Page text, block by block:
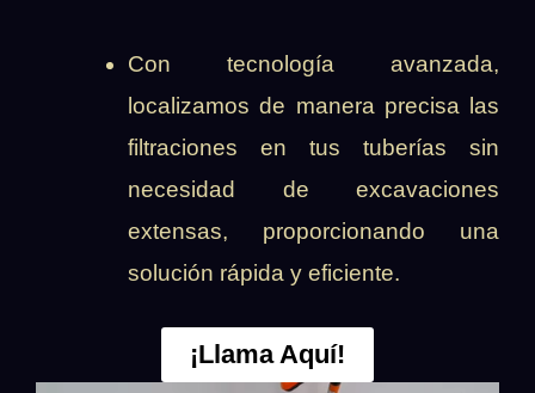
Con tecnología avanzada,
localizamos de manera precisa las
filtraciones en tus tuberías sin
necesidad de excavaciones
extensas, proporcionando una
solución rápida y eficiente.
¡Llama Aquí!